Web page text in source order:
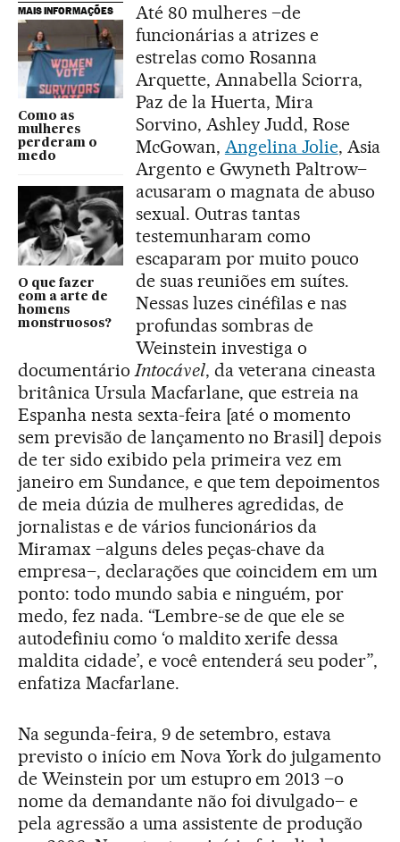
MAIS INFORMAÇÕES
Como as
mulheres
perderam o
medo
O que fazer
com a arte de
homens
monstruosos?
Até 80 mulheres –de
funcionárias a atrizes e
estrelas como Rosanna
Arquette, Annabella Sciorra,
Paz de la Huerta, Mira
Sorvino, Ashley Judd, Rose
McGowan, Angelina Jolie, Asia
Argento e Gwyneth Paltrow–
acusaram o magnata de abuso
sexual. Outras tantas
testemunharam como
escaparam por muito pouco
de suas reuniões em suítes.
Nessas luzes cinéfilas e nas
profundas sombras de
Weinstein investiga o
documentário Intocável, da veterana cineasta
britânica Ursula Macfarlane, que estreia na
Espanha nesta sexta-feira [até o momento
sem previsão de lançamento no Brasil] depois
de ter sido exibido pela primeira vez em
janeiro em Sundance, e que tem depoimentos
de meia dúzia de mulheres agredidas, de
jornalistas e de vários funcionários da
Miramax –alguns deles peças-chave da
empresa–, declarações que coincidem em um
ponto: todo mundo sabia e ninguém, por
medo, fez nada. “Lembre-se de que ele se
autodefiniu como ‘o maldito xerife dessa
maldita cidade’, e você entenderá seu poder”,
enfatiza Macfarlane.
Na segunda-feira, 9 de setembro, estava
previsto o início em Nova York do julgamento
de Weinstein por um estupro em 2013 –o
nome da demandante não foi divulgado– e
pela agressão a uma assistente de produção